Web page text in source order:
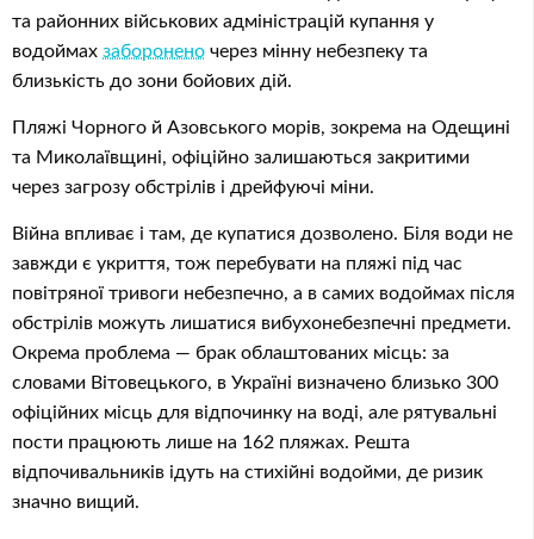
та районних військових адміністрацій купання у
водоймах заборонено через мінну небезпеку та
близькість до зони бойових дій.
Пляжі Чорного й Азовського морів, зокрема на Одещині
та Миколаївщині, офіційно залишаються закритими
через загрозу обстрілів і дрейфуючі міни.
Війна впливає і там, де купатися дозволено. Біля води не
завжди є укриття, тож перебувати на пляжі під час
повітряної тривоги небезпечно, а в самих водоймах після
обстрілів можуть лишатися вибухонебезпечні предмети.
Окрема проблема — брак облаштованих місць: за
словами Вітовецького, в Україні визначено близько 300
офіційних місць для відпочинку на воді, але рятувальні
пости працюють лише на 162 пляжах. Решта
відпочивальників ідуть на стихійні водойми, де ризик
значно вищий.